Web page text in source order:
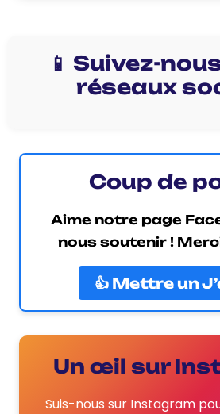
📱 Suivez-
réseaux
Coup de
Aime notre page
nous soutenir !
👍 Mettre un
Un œil sur
Suis-nous sur Instagram